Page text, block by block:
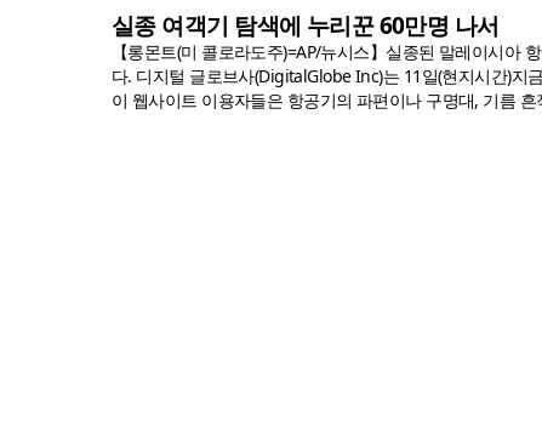
실종 여객기 탐색에 누리꾼 60만명 나서
【롱몬트(미 콜로라도주)=AP/뉴시스】실종된 말레이시
다. 디지털 글로브사(DigitalGlobe Inc)는 11일(현지시간)지
이 웹사이트 이용자들은 항공기의 파편이나 구명대, 기름